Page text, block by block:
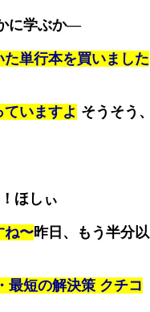
に学ぶか—
単行本を買いました
いますよ そうそう、
ほしぃ
ね〜昨日、もう半分以
短の解決策 クチコ